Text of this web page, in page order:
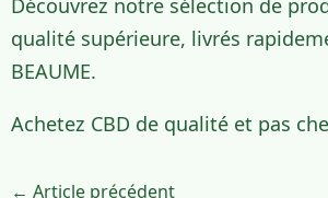
qualité supérieure, livrés
BEAUME.
Achetez CBD de qualité et pas
← Article précédent